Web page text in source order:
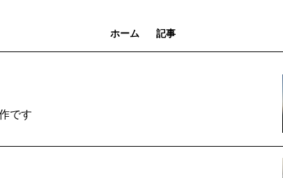
ホーム 記事
です